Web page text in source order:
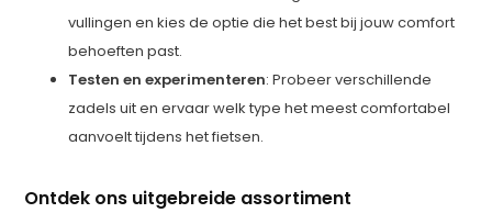
vullingen en kies de optie die het best bij jouw comfort
behoeften past.
Testen en experimenteren: Probeer verschillende
zadels uit en ervaar welk type het meest comfortabel
aanvoelt tijdens het fietsen.
Ontdek ons uitgebreide assortiment